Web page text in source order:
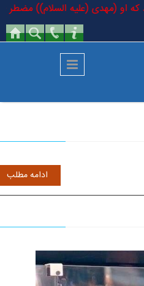
که او (مهدی (علیه السلام))
ادامه مطلب